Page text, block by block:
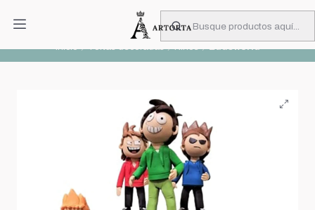
PIDA CON MUCHA ANTICIPACIÓN
Inicio Tortas decoradas Niños Eddsworld